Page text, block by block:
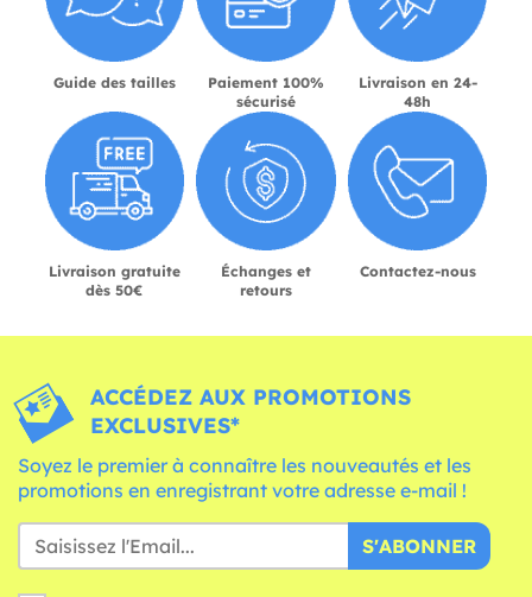
Guide des tailles
Paiement 100%
sécurisé
Livraison en 24-
48h
Livraison gratuite
dès 50€
Échanges et
retours
Contactez-nous
ACCÉDEZ AUX PROMOTIONS
EXCLUSIVES*
Soyez le premier à connaître les nouveautés et les
promotions en enregistrant votre adresse e-mail !
S'ABONNER